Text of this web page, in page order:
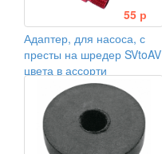
55 р
Адаптер, для насоса, с
престы на шредер SVtoAV
цвета в ассорти